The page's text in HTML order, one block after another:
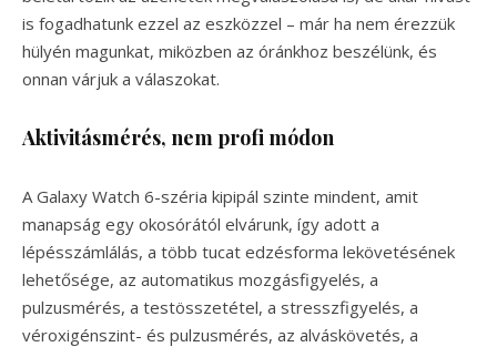
is fogadhatunk ezzel az eszközzel – már ha nem érezzük
hülyén magunkat, miközben az óránkhoz beszélünk, és
onnan várjuk a válaszokat.
Aktivitásmérés, nem profi módon
A Galaxy Watch 6-széria kipipál szinte mindent, amit
manapság egy okosórától elvárunk, így adott a
lépésszámlálás, a több tucat edzésforma lekövetésének
lehetősége, az automatikus mozgásfigyelés, a
pulzusmérés, a testösszetétel, a stresszfigyelés, a
véroxigénszint- és pulzusmérés, az alváskövetés, a